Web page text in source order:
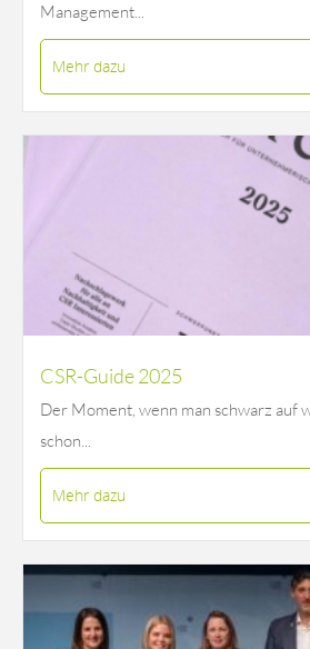
Management...
Mehr dazu
CSR-Guide 2025
Der Moment, wenn man schwarz auf
schon...
Mehr dazu